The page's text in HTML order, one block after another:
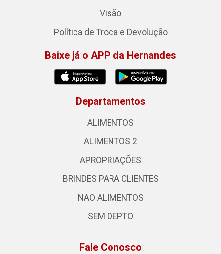
Visão
Política de Troca e Devolução
Baixe já o APP da Hernandes
Departamentos
ALIMENTOS
ALIMENTOS 2
APROPRIAÇÕES
BRINDES PARA CLIENTES
NAO ALIMENTOS
SEM DEPTO
Fale Conosco